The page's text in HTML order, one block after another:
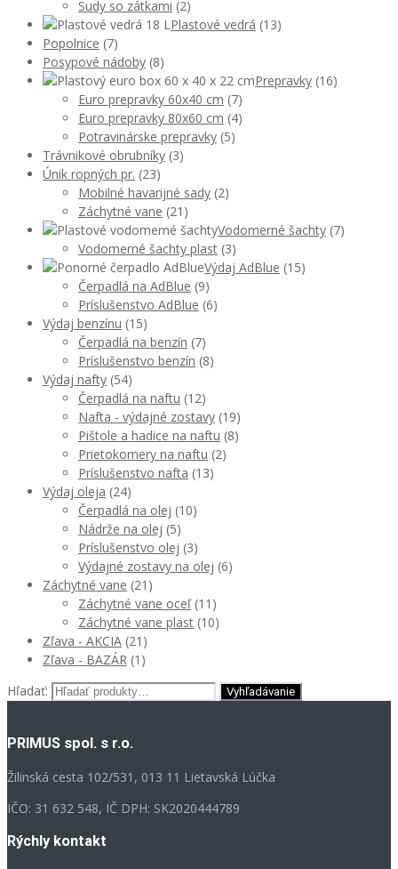
Sudy so zátkami (2)
Plastové vedrá (13)
Popolnice (7)
Posypové nádoby (8)
Prepravky (16)
Euro prepravky 60x40 cm (7)
Euro prepravky 80x60 cm (4)
Potravinárske prepravky (5)
Trávnikové obrubníky (3)
Únik ropných pr. (23)
Mobilné havarijné sady (2)
Záchytné vane (21)
Vodomerné šachty (7)
Vodomerné šachty plast (3)
Výdaj AdBlue (15)
Čerpadlá na AdBlue (9)
Príslušenstvo AdBlue (6)
Výdaj benzínu (15)
Čerpadlá na benzín (7)
Príslušenstvo benzín (8)
Výdaj nafty (54)
Čerpadlá na naftu (12)
Nafta - výdajné zostavy (19)
Pištole a hadice na naftu (8)
Prietokomery na naftu (2)
Príslušenstvo nafta (13)
Výdaj oleja (24)
Čerpadlá na olej (10)
Nádrže na olej (5)
Príslušenstvo olej (3)
Výdajné zostavy na olej (6)
Záchytné vane (21)
Záchytné vane oceľ (11)
Záchytné vane plast (10)
Zľava - AKCIA (21)
Zľava - BAZÁR (1)
Hľadať:
PRIMUS spol. s r.o.
Žilinská cesta 102/531, 013 11 Lietavská Lúčka
IČO: 31 632 548, IČ DPH: SK2020444789
Rýchly kontakt